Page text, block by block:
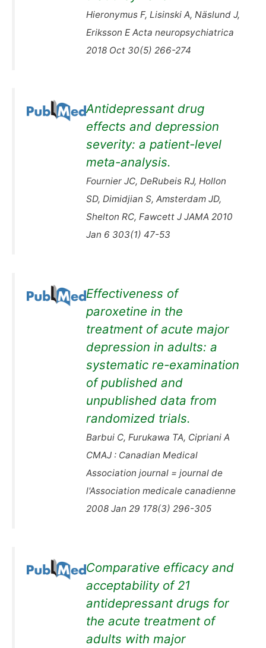
Hieronymus F, Lisinski A, Näslund J,
Eriksson E Acta neuropsychiatrica
2018 Oct 30(5) 266-274
Antidepressant drug
effects and depression
severity: a patient-level
meta-analysis.
Fournier JC, DeRubeis RJ, Hollon
SD, Dimidjian S, Amsterdam JD,
Shelton RC, Fawcett J JAMA 2010
Jan 6 303(1) 47-53
Effectiveness of
paroxetine in the
treatment of acute major
depression in adults: a
systematic re-examination
of published and
unpublished data from
randomized trials.
Barbui C, Furukawa TA, Cipriani A
CMAJ : Canadian Medical
Association journal = journal de
l'Association medicale canadienne
2008 Jan 29 178(3) 296-305
Comparative efficacy and
acceptability of 21
antidepressant drugs for
the acute treatment of
adults with major